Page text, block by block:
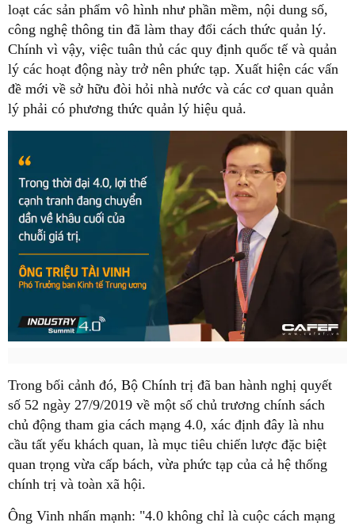
loạt các sản phẩm vô hình như phần mềm, nội dung số,
công nghệ thông tin đã làm thay đổi cách thức quản lý.
Chính vì vậy, việc tuân thủ các quy định quốc tế và quản
lý các hoạt động này trở nên phức tạp. Xuất hiện các vấn
đề mới về sở hữu đòi hỏi nhà nước và các cơ quan quản
lý phải có phương thức quản lý hiệu quả.
Trong bối cảnh đó, Bộ Chính trị đã ban hành nghị quyết
số 52 ngày 27/9/2019 về một số chủ trương chính sách
chủ động tham gia cách mạng 4.0, xác định đây là nhu
cầu tất yếu khách quan, là mục tiêu chiến lược đặc biệt
quan trọng vừa cấp bách, vừa phức tạp của cả hệ thống
chính trị và toàn xã hội.
Ông Vinh nhấn mạnh: "4.0 không chỉ là cuộc cách mạng